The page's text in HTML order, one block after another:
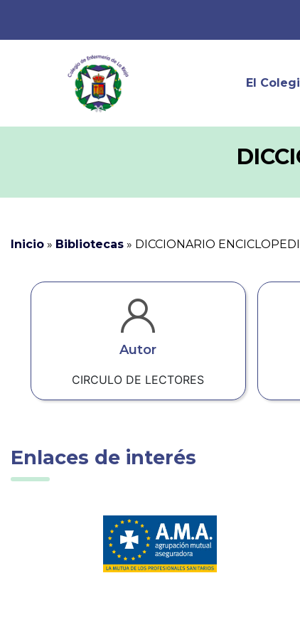
El
Inicio » Bibliotecas » DICCIONARIO
Autor
CIRCULO DE LECTORES
Enlaces de interés